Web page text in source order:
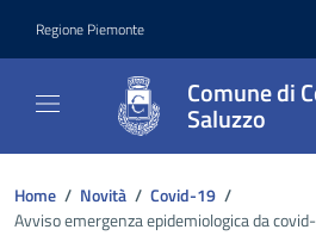
Regione Piemonte
Comune di
Saluzzo
Home / Novità / Covid-19 /
Avviso emergenza epidemiologica da